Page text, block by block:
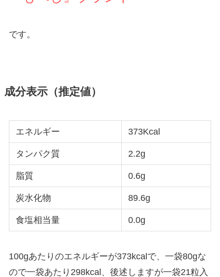
です。
成分表示（推定値）
エネルギー 373Kcal
タンパク質 2.2g
脂質 0.6g
炭水化物 89.6g
食塩相当量 0.0g
100gあたりのエネルギーが373kcalで、一袋80gな
ので一袋あたり298kcal、後述しますが一袋21粒入